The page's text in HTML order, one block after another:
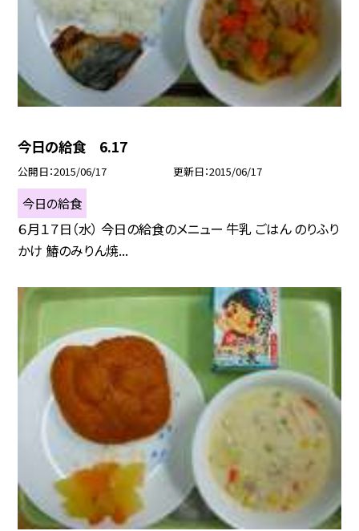
今日の給食 6.17
公開日 2015/06/17 更新日 2015/06/17
今日の給食
６月１７日（水） 今日の給食のメニュー 牛乳 ごはん のりふり
かけ 鰆のみりん焼...